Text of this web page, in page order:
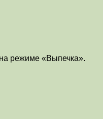
режиме «Выпечка».